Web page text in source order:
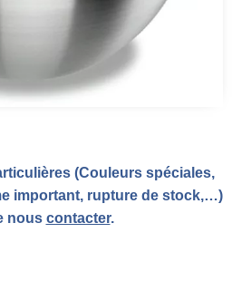
(Couleurs spéciales,
important, rupture de stock,…)
nous contacter.